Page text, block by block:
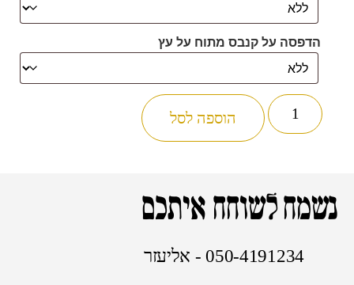
הדפסה על קנבס מתוח על עץ
הוספה לסל
נשמח לשוחח איתכם
050-4191234 - אליעזר